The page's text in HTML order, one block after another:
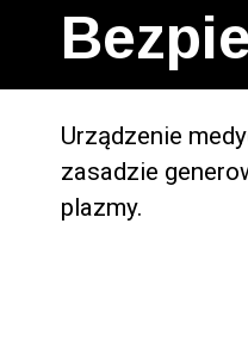
Urządzenie
zasadzie
plazmy.